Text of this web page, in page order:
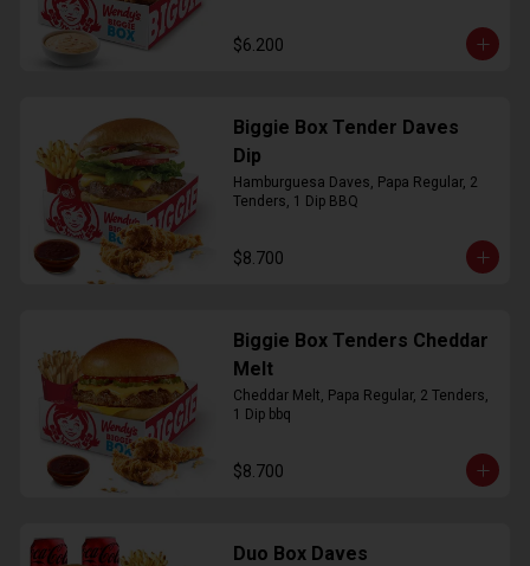
$6.200
Biggie Box Tender Daves
Dip
Hamburguesa Daves, Papa Regular, 2
Tenders, 1 Dip BBQ
$8.700
Biggie Box Tenders Cheddar
Melt
Cheddar Melt, Papa Regular, 2 Tenders,
1 Dip bbq
$8.700
Duo Box Daves